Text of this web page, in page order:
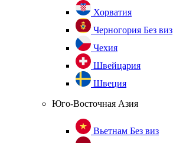
Хорватия
Черногория Без виз
Чехия
Швейцария
Швеция
Юго-Восточная Азия
Вьетнам Без виз